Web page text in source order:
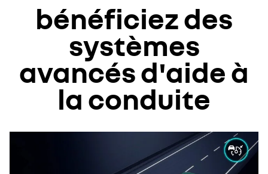
bénéficiez des
systèmes
avancés d'aide à
la conduite